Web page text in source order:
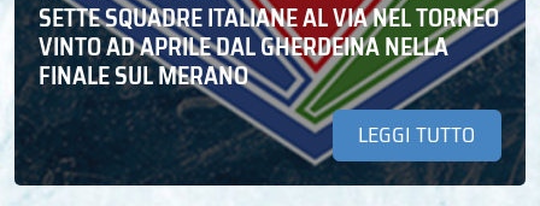
SETTE SQUADRE ITALIANE AL VIA NEL TORNEO
VINTO AD APRILE DAL GHERDEINA NELLA
FINALE SUL MERANO
LEGGI TUTTO